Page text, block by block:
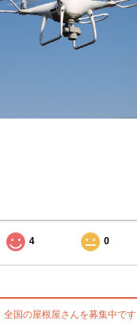
4 0
全国の屋根屋さんを募集中です